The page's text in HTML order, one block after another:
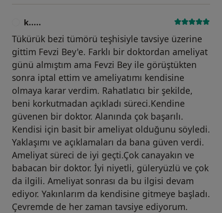
k.....
Tükürük bezi tümörü teşhisiyle tavsiye üzerine
gittim Fevzi Bey'e. Farklı bir doktordan ameliyat
günü almıştım ama Fevzi Bey ile görüştükten
sonra iptal ettim ve ameliyatımı kendisine
olmaya karar verdim. Rahatlatıcı bir şekilde,
beni korkutmadan açıkladı süreci.Kendine
güvenen bir doktor. Alanında çok başarılı.
Kendisi için basit bir ameliyat olduğunu söyledi.
Yaklaşımı ve açıklamaları da bana güven verdi.
Ameliyat süreci de iyi geçti.Çok canayakın ve
babacan bir doktor. İyi niyetli, güleryüzlü ve çok
da ilgili. Ameliyat sonrası da bu ilgisi devam
ediyor. Yakınlarım da kendisine gitmeye başladı.
Çevremde de her zaman tavsiye ediyorum.